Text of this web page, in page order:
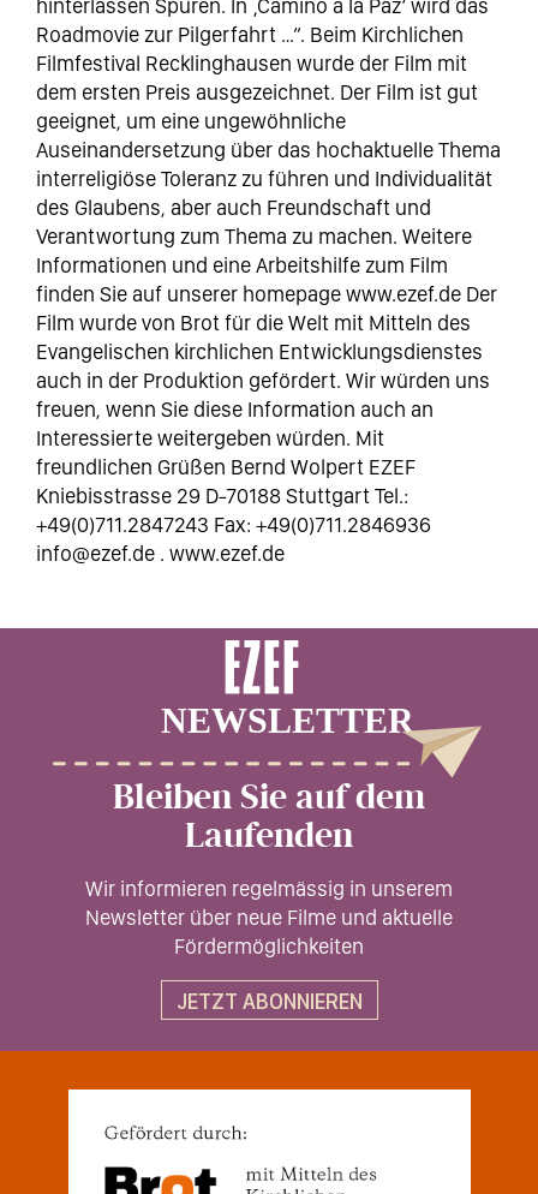
hinterlassen Spuren. In ‚Camino a la Paz‘ wird das
Roadmovie zur Pilgerfahrt …“. Beim Kirchlichen
Filmfestival Recklinghausen wurde der Film mit
dem ersten Preis ausgezeichnet. Der Film ist gut
geeignet, um eine ungewöhnliche
Auseinandersetzung über das hochaktuelle Thema
interreligiöse Toleranz zu führen und Individualität
des Glaubens, aber auch Freundschaft und
Verantwortung zum Thema zu machen. Weitere
Informationen und eine Arbeitshilfe zum Film
finden Sie auf unserer homepage www.ezef.de Der
Film wurde von Brot für die Welt mit Mitteln des
Evangelischen kirchlichen Entwicklungsdienstes
auch in der Produktion gefördert. Wir würden uns
freuen, wenn Sie diese Information auch an
Interessierte weitergeben würden. Mit
freundlichen Grüßen Bernd Wolpert EZEF
Kniebisstrasse 29 D-70188 Stuttgart Tel.:
+49(0)711.2847243 Fax: +49(0)711.2846936
info@ezef.de . www.ezef.de
Bleiben Sie auf dem
Laufenden
Wir informieren regelmässig in unserem
Newsletter über neue Filme und aktuelle
Fördermöglichkeiten
JETZT ABONNIEREN